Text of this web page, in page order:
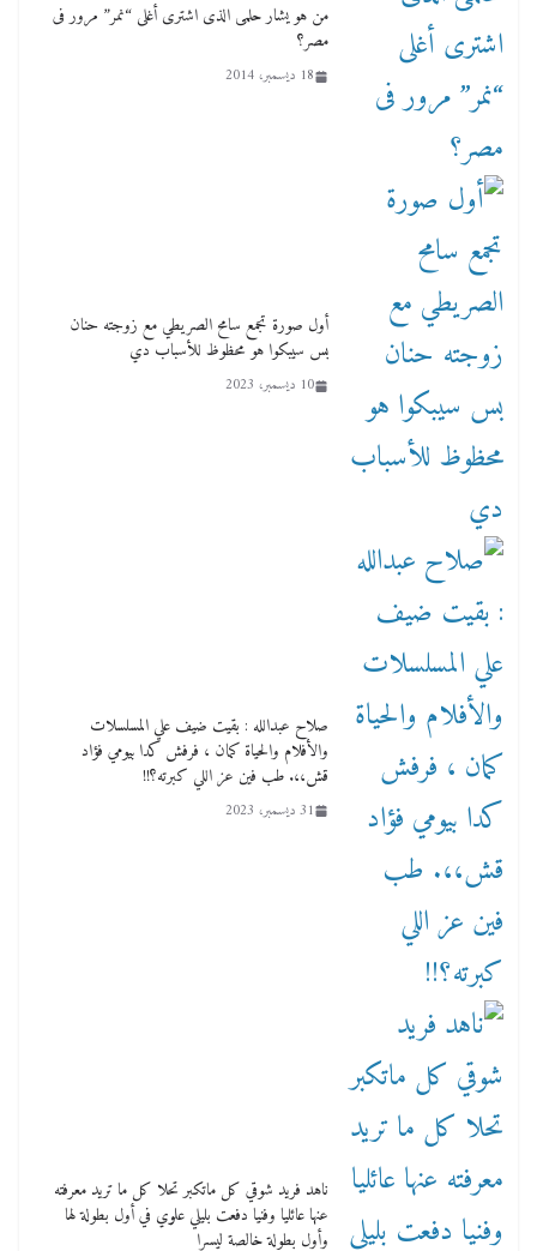
من هو يشار حلمى الذى اشترى أغلى “نمر” مرور فى
مصر؟
18 ديسمبر، 2014
أول صورة تجمع سامح الصريطي مع زوجته حنان
بس سيبكوا هو محظوظ للأسباب دي
10 ديسمبر، 2023
صلاح عبدالله : بقيت ضيف علي المسلسلات
والأفلام والحياة كمان ، فرفش كدا بيومي فؤاد
قش،،. طب فين عز اللي كبرته؟!!
31 ديسمبر، 2023
ناهد فريد شوقي كل ماتكبر تحلا كل ما تريد معرفته
عنها عائليا وفنيا دفعت بليلي علوي في أول بطولة لها
وأول بطولة خالصة ليسرا